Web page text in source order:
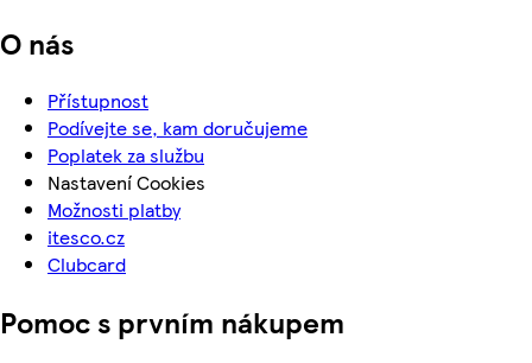
O nás
Přístupnost
Podívejte se, kam doručujeme
Poplatek za službu
Nastavení Cookies
Možnosti platby
itesco.cz
Clubcard
Pomoc s prvním nákupem